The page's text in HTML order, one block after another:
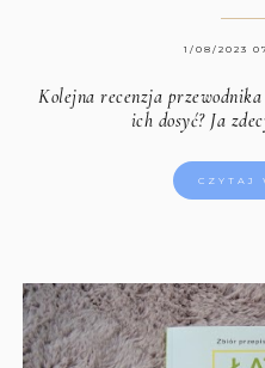
1/08/2023
Kolejna recenzja
ich dosyć? Ja
CZYTAJ